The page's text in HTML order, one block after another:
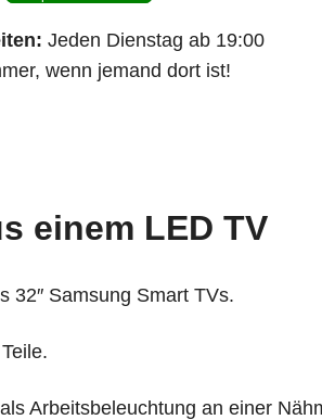
Jeden Dienstag ab 19:00
wenn jemand dort ist!
einem LED TV
32″ Samsung Smart TVs.
Arbeitsbeleuchtung an einer